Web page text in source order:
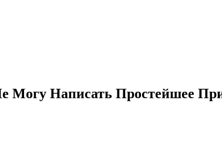
Могу Написать Простейшее